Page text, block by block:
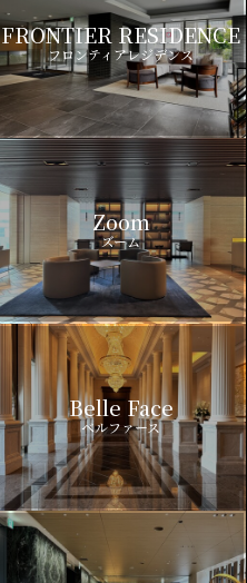
FRONTIER RESIDENCE
フロンティアレジデンス
Zoom
ズーム
Belle Face
ベルファース